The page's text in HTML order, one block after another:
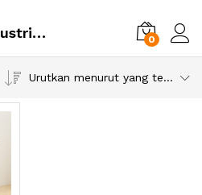
Kursi Kantor Industrial MInimalis Terbaru 0
Urutkan menurut yang terbaru